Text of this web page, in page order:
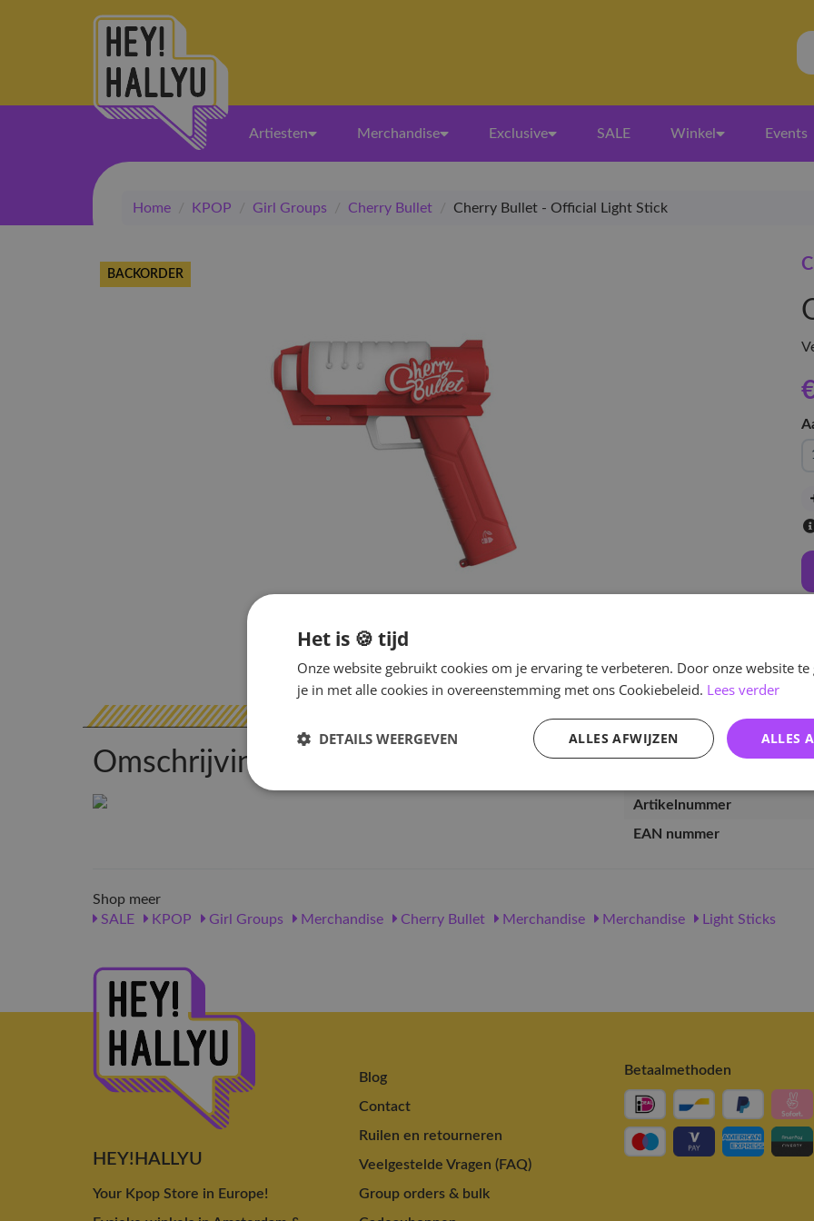
Artiesten Merchandise Exclusive SALE Winkel Events
Home / KPOP / Girl Groups / Cherry Bullet / Cherry Bullet - Official Light Stick
BACKORDER
Omschrijving Specificaties
Artikelnummer
EAN nummer
Shop meer
SALE
KPOP Girl Groups Merchandise Cherry Bullet Merchandise Merchandise Light Sticks
HEY!HALLYU
Your Kpop Store in Europe!
Blog
Contact
Ruilen en retourneren
Veelgestelde Vragen (FAQ)
Group orders & bulk
Betaalmethoden
Het is 🍪 tijd
Onze website gebruikt cookies om je ervaring te verbeteren. Door onze website
je in met alle cookies in overeenstemming met ons Cookiebeleid. Lees verder
ALLES
ALLES AFWIJZEN
DETAILS WEERGEVEN